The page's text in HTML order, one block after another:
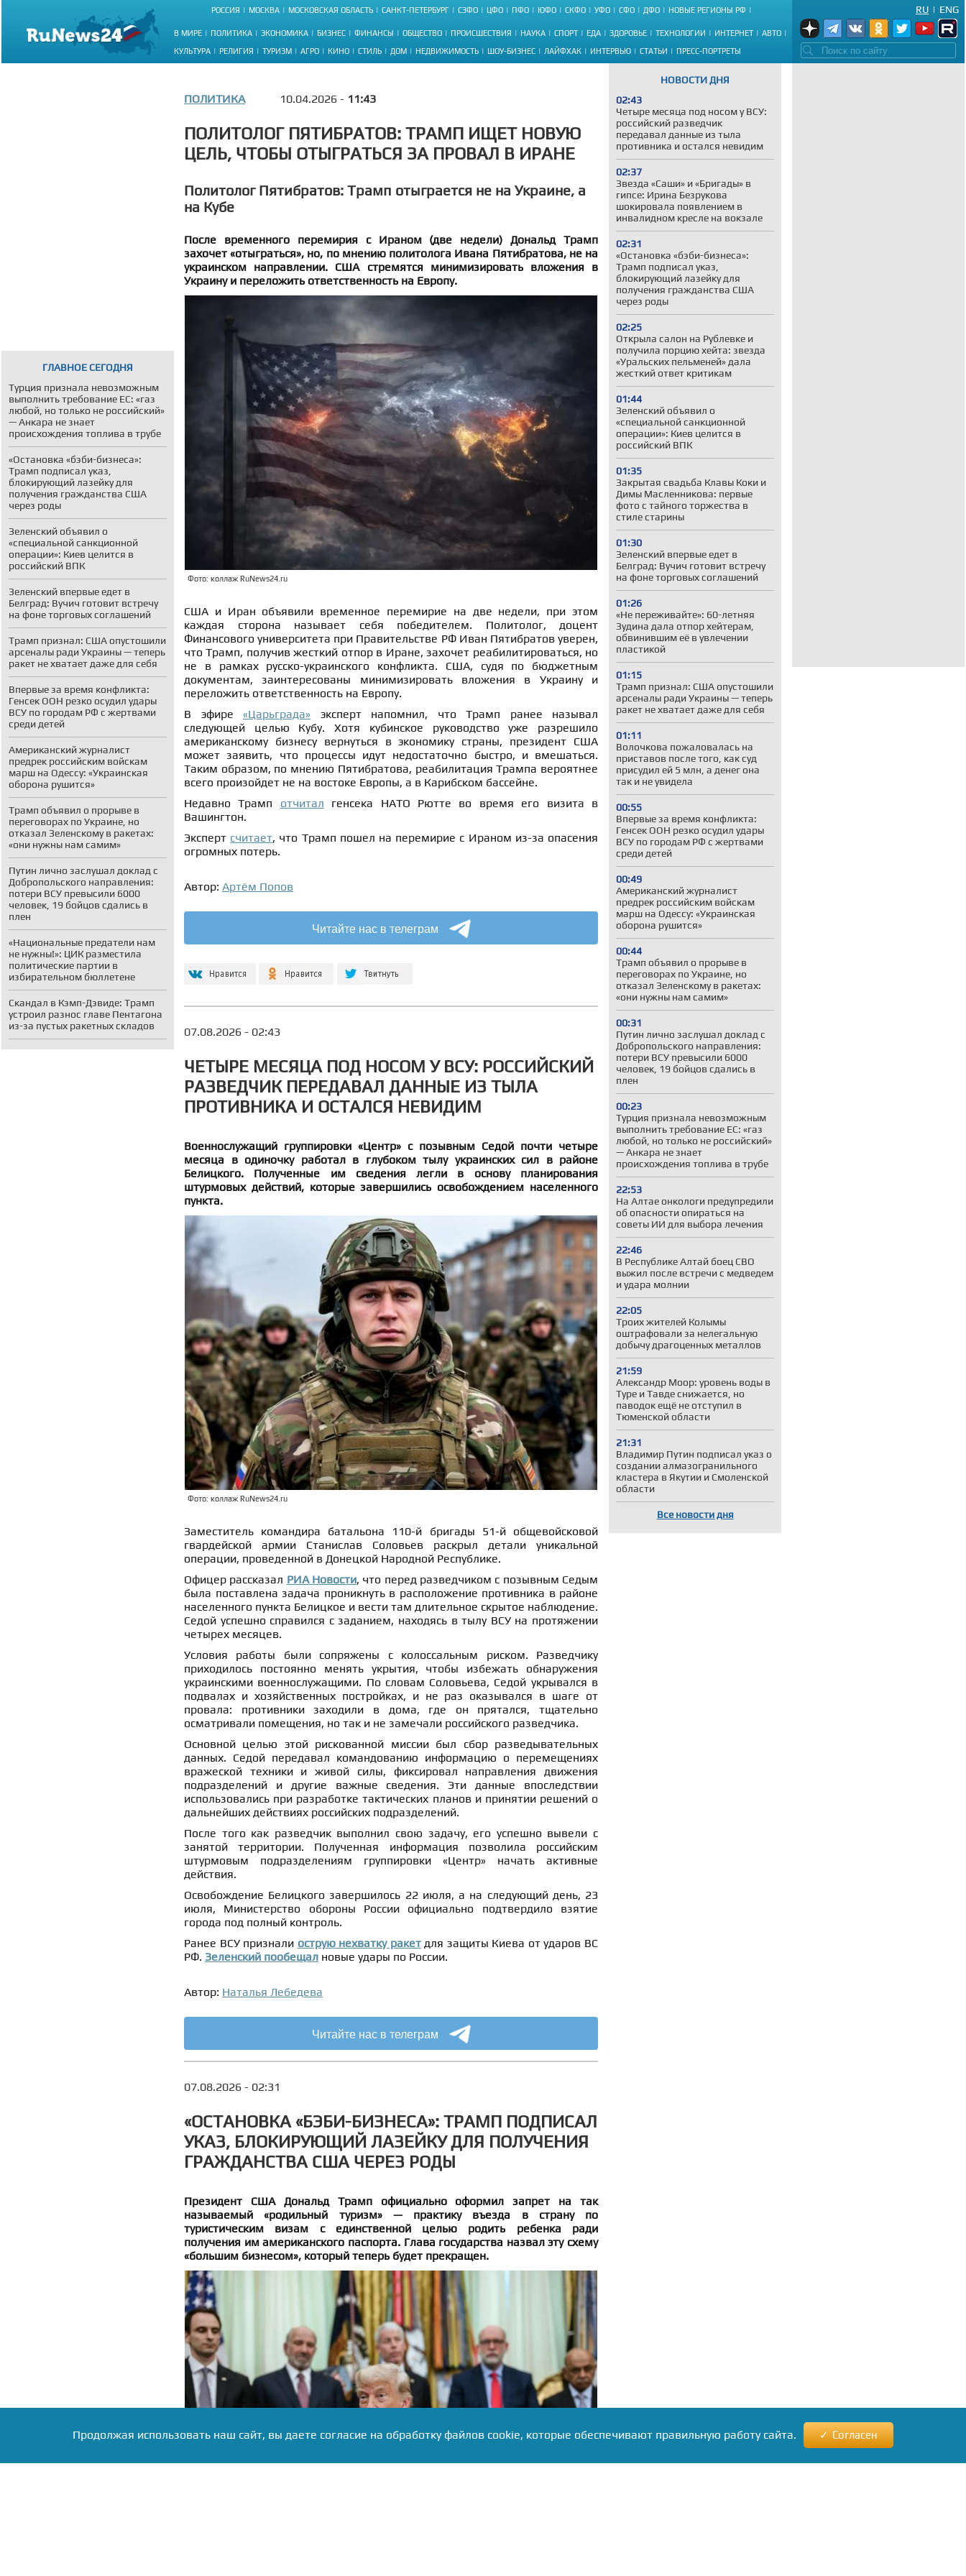
РОССИЯ МОСКВА МОСКОВСКАЯ ОБЛАСТЬ САНКТ-ПЕТЕРБУРГ СЗФО ЦФО ПФО ЮФО СКФО УФО СФО ДФО НОВЫЕ РЕГИОНЫ РФ
В МИРЕ ПОЛИТИКА ЭКОНОМИКА БИЗНЕС ФИНАНСЫ ОБЩЕСТВО ПРОИСШЕСТВИЯ НАУКА СПОРТ ЕДА ЗДОРОВЬЕ ТЕХНОЛОГИИ ИНТЕРНЕТ АВТО
КУЛЬТУРА РЕЛИГИЯ ТУРИЗМ АГРО КИНО СТИЛЬ ДОМ НЕДВИЖИМОСТЬ ШОУ-БИЗНЕС ЛАЙФХАК ИНТЕРВЬЮ СТАТЬИ ПРЕСС-ПОРТРЕТЫ
ENG
|
RU
ГЛАВНОЕ СЕГОДНЯ
Турция признала невозможным
выполнить требование ЕС: «газ
любой, но только не российский»
— Анкара не знает
происхождения топлива в трубе
«Остановка «бэби-бизнеса»:
Трамп подписал указ,
блокирующий лазейку для
получения гражданства США
через роды
Зеленский объявил о
«специальной санкционной
операции»: Киев целится в
российский ВПК
Зеленский впервые едет в
Белград: Вучич готовит встречу
на фоне торговых соглашений
Трамп признал: США опустошили
арсеналы ради Украины — теперь
ракет не хватает даже для себя
Впервые за время конфликта:
Генсек ООН резко осудил удары
ВСУ по городам РФ с жертвами
среди детей
Американский журналист
предрек российским войскам
марш на Одессу: «Украинская
оборона рушится»
Трамп объявил о прорыве в
переговорах по Украине, но
отказал Зеленскому в ракетах:
«они нужны нам самим»
Путин лично заслушал доклад с
Добропольского направления:
потери ВСУ превысили 6000
человек, 19 бойцов сдались в
плен
«Национальные предатели нам
не нужны!»: ЦИК разместила
политические партии в
избирательном бюллетене
Скандал в Кэмп-Дэвиде: Трамп
устроил разнос главе Пентагона
из-за пустых ракетных складов
НОВОСТИ ДНЯ
02:43
Четыре месяца под носом у ВСУ:
российский разведчик
передавал данные из тыла
противника и остался невидим
02:37
Звезда «Саши» и «Бригады» в
гипсе: Ирина Безрукова
шокировала появлением в
инвалидном кресле на вокзале
02:31
«Остановка «бэби-бизнеса»:
Трамп подписал указ,
блокирующий лазейку для
получения гражданства США
через роды
02:25
Открыла салон на Рублевке и
получила порцию хейта: звезда
«Уральских пельменей» дала
жесткий ответ критикам
01:44
Зеленский объявил о
«специальной санкционной
операции»: Киев целится в
российский ВПК
01:35
Закрытая свадьба Клавы Коки и
Димы Масленникова: первые
фото с тайного торжества в
стиле старины
01:30
Зеленский впервые едет в
Белград: Вучич готовит встречу
на фоне торговых соглашений
01:26
«Не переживайте»: 60-летняя
Зудина дала отпор хейтерам,
обвинившим её в увлечении
пластикой
01:15
Трамп признал: США опустошили
арсеналы ради Украины — теперь
ракет не хватает даже для себя
01:11
Волочкова пожаловалась на
приставов после того, как суд
присудил ей 5 млн, а денег она
так и не увидела
00:55
Впервые за время конфликта:
Генсек ООН резко осудил удары
ВСУ по городам РФ с жертвами
среди детей
00:49
Американский журналист
предрек российским войскам
марш на Одессу: «Украинская
оборона рушится»
00:44
Трамп объявил о прорыве в
переговорах по Украине, но
отказал Зеленскому в ракетах:
«они нужны нам самим»
00:31
Путин лично заслушал доклад с
Добропольского направления:
потери ВСУ превысили 6000
человек, 19 бойцов сдались в
плен
00:23
Турция признала невозможным
выполнить требование ЕС: «газ
любой, но только не российский»
— Анкара не знает
происхождения топлива в трубе
22:53
На Алтае онкологи предупредили
об опасности опираться на
советы ИИ для выбора лечения
22:46
В Республике Алтай боец СВО
выжил после встречи с медведем
и удара молнии
22:05
Троих жителей Колымы
оштрафовали за нелегальную
добычу драгоценных металлов
21:59
Александр Моор: уровень воды в
Туре и Тавде снижается, но
паводок ещё не отступил в
Тюменской области
21:31
Владимир Путин подписал указ о
создании алмазогранильного
кластера в Якутии и Смоленской
области
Все новости дня
ПОЛИТИКА 10.04.2026 - 11:43
ПОЛИТОЛОГ ПЯТИБРАТОВ: ТРАМП ИЩЕТ НОВУЮ
ЦЕЛЬ, ЧТОБЫ ОТЫГРАТЬСЯ ЗА ПРОВАЛ В ИРАНЕ
Политолог Пятибратов: Трамп отыграется не на Украине, а
на Кубе
После временного перемирия с Ираном (две недели) Дональд Трамп
захочет «отыграться», но, по мнению политолога Ивана Пятибратова, не на
украинском направлении. США стремятся минимизировать вложения в
Украину и переложить ответственность на Европу.
Фото: коллаж RuNews24.ru
США и Иран объявили временное перемирие на две недели, при этом
каждая сторона называет себя победителем. Политолог, доцент
Финансового университета при Правительстве РФ Иван Пятибратов уверен,
что Трамп, получив жесткий отпор в Иране, захочет реабилитироваться, но
не в рамках русско-украинского конфликта. США, судя по бюджетным
документам, заинтересованы минимизировать вложения в Украину и
переложить ответственность на Европу.
В эфире «Царьграда» эксперт напомнил, что Трамп ранее называл
следующей целью Кубу. Хотя кубинское руководство уже разрешило
американскому бизнесу вернуться в экономику страны, президент США
может заявить, что процессы идут недостаточно быстро, и вмешаться.
Таким образом, по мнению Пятибратова, реабилитация Трампа вероятнее
всего произойдет не на востоке Европы, а в Карибском бассейне.
Недавно Трамп отчитал генсека НАТО Рютте во время его визита в
Вашингтон.
Эксперт считает, что Трамп пошел на перемирие с Ираном из-за опасения
огромных потерь.
Автор: Артём Попов
Читайте нас в телеграм
07.08.2026 - 02:43
ЧЕТЫРЕ МЕСЯЦА ПОД НОСОМ У ВСУ: РОССИЙСКИЙ
РАЗВЕДЧИК ПЕРЕДАВАЛ ДАННЫЕ ИЗ ТЫЛА
ПРОТИВНИКА И ОСТАЛСЯ НЕВИДИМ
Военнослужащий группировки «Центр» с позывным Седой почти четыре
месяца в одиночку работал в глубоком тылу украинских сил в районе
Белицкого. Полученные им сведения легли в основу планирования
штурмовых действий, которые завершились освобождением населенного
пункта.
Фото: коллаж RuNews24.ru
Заместитель командира батальона 110-й бригады 51-й общевойсковой
гвардейской армии Станислав Соловьев раскрыл детали уникальной
операции, проведенной в Донецкой Народной Республике.
Офицер рассказал РИА Новости, что перед разведчиком с позывным Седым
была поставлена задача проникнуть в расположение противника в районе
населенного пункта Белицкое и вести там длительное скрытое наблюдение.
Седой успешно справился с заданием, находясь в тылу ВСУ на протяжении
четырех месяцев.
Условия работы были сопряжены с колоссальным риском. Разведчику
приходилось постоянно менять укрытия, чтобы избежать обнаружения
украинскими военнослужащими. По словам Соловьева, Седой укрывался в
подвалах и хозяйственных постройках, и не раз оказывался в шаге от
провала: противники заходили в дома, где он прятался, тщательно
осматривали помещения, но так и не замечали российского разведчика.
Основной целью этой рискованной миссии был сбор разведывательных
данных. Седой передавал командованию информацию о перемещениях
вражеской техники и живой силы, фиксировал направления движения
подразделений и другие важные сведения. Эти данные впоследствии
использовались при разработке тактических планов и принятии решений о
дальнейших действиях российских подразделений.
После того как разведчик выполнил свою задачу, его успешно вывели с
занятой территории. Полученная информация позволила российским
штурмовым подразделениям группировки «Центр» начать активные
действия.
Освобождение Белицкого завершилось 22 июля, а на следующий день, 23
июля, Министерство обороны России официально подтвердило взятие
города под полный контроль.
Ранее ВСУ признали острую нехватку ракетдля защиты Киева от ударов ВС
РФ. Зеленский пообещал новые удары по России.
Автор: Наталья Лебедева
Читайте нас в телеграм
07.08.2026 - 02:31
«ОСТАНОВКА «БЭБИ-БИЗНЕСА»: ТРАМП ПОДПИСАЛ
УКАЗ, БЛОКИРУЮЩИЙ ЛАЗЕЙКУ ДЛЯ ПОЛУЧЕНИЯ
ГРАЖДАНСТВА США ЧЕРЕЗ РОДЫ
Президент США Дональд Трамп официально оформил запрет на так
называемый «родильный туризм» — практику въезда в страну по
туристическим визам с единственной целью родить ребенка ради
получения им американского паспорта. Глава государства назвал эту схему
«большим бизнесом», который теперь будет прекращен.
Продолжая использовать наш сайт, вы даете согласие на обработку файлов cookie, которые обеспечивают правильную работу сайта. Согласен